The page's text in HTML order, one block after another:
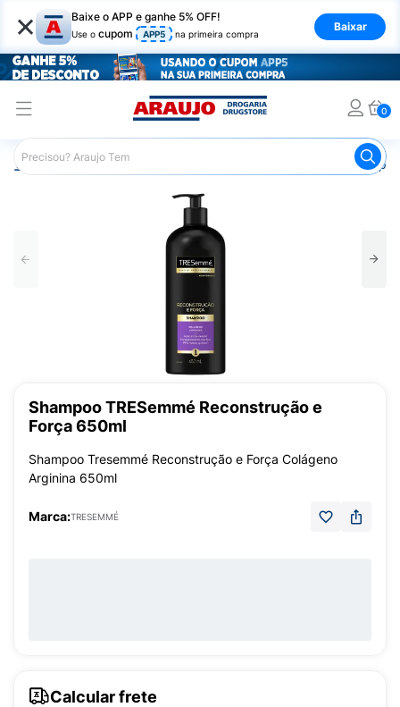
× Baixe o APP e ganhe 5% OFF!
Use o cupom APP5 na primeira compra
Baixar
0
Araujo Cabelo Cabelos de Todos os Tipos
Shampoo TRESemmé Reconstrução e
Força 650ml
Shampoo Tresemmé Reconstrução e Força Colágeno
Arginina 650ml
Marca:TRESEMMÉ
Calcular frete